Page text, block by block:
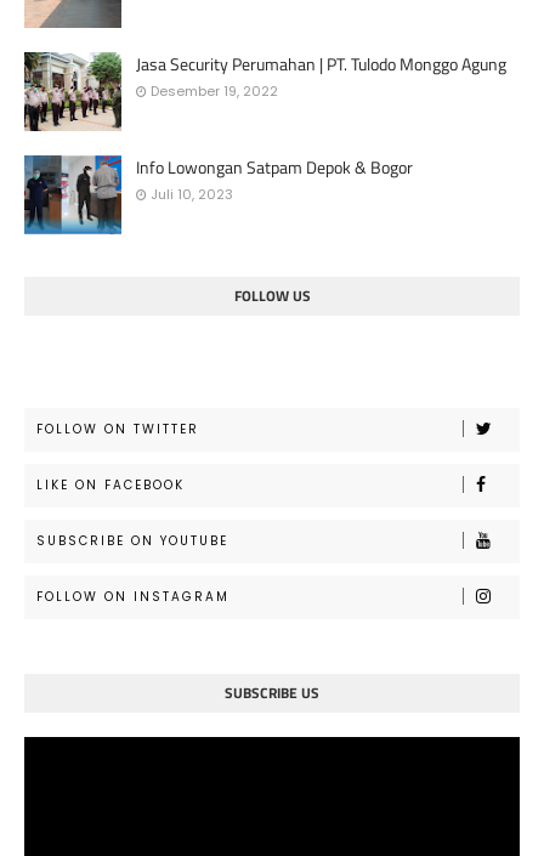
Jasa Security Perumahan | PT. Tulodo Monggo Agung
Desember 19, 2022
Info Lowongan Satpam Depok & Bogor
Juli 10, 2023
FOLLOW US
FOLLOW ON TWITTER
LIKE ON FACEBOOK
SUBSCRIBE ON YOUTUBE
FOLLOW ON INSTAGRAM
SUBSCRIBE US